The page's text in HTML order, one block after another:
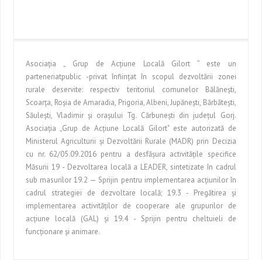
Asociaţia „ Grup de Acţiune Locală Gilort ” este un
parteneriatpublic -privat înfiinţat în scopul dezvoltării zonei
rurale deservite: respectiv teritoriul comunelor Bălăneşti,
Scoarţa, Roşia de Amaradia, Prigoria, Albeni, Jupăneşti, Bărbăteşti,
Săuleşti, Vladimir şi oraşului Tg. Cărbuneşti din judeţul Gorj.
Asociaţia „Grup de Acţiune Locală Gilort" este autorizată de
Ministerul Agriculturii şi Dezvoltării Rurale (MADR) prin Decizia
cu nr. 62/05.09.2016 pentru a desfăşura activităţile specifice
Măsurii 19 - Dezvoltarea locală a LEADER, sintetizate în cadrul
sub masurilor 19.2 — Sprijin pentru implementarea acţiunilor în
cadrul strategiei de dezvoltare locală; 19.3 - Pregătirea şi
implementarea activităţilor de cooperare ale grupurilor de
acţiune locală (GAL) şi 19.4 - Sprijin pentru cheltuieli de
funcţionare şi animare.